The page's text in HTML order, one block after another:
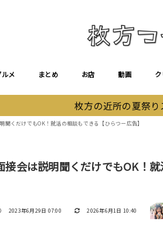
ルメ まとめ お店 動画
枚方の近所の夏祭
くだけでもOK！就活の相談もできる【ひらつー広告】
会は説明聞くだけでもOK！
投稿日
2023年6月29日 07:00 更新日
2026年6月1日 10:40 著者